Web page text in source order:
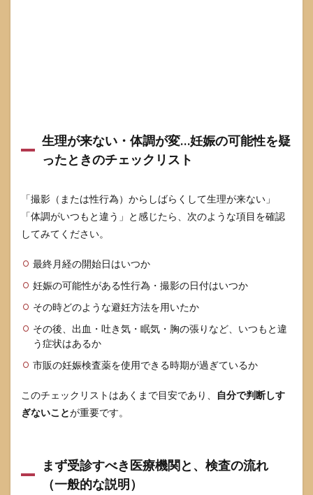
事者
の場
合：
きる
具体
的ス
テッ
「妊
娠し
たか
も」
と思
瞬間
週間
の行
動ス
6.2
的・
生理が来ない・体調が変…妊娠の可能性を疑
ったときのチェックリスト
「撮影（または性行為）からしばらくして生理が来ない」
「体調がいつもと違う」と感じたら、次のような項目を確認
してみてください。
最終月経の開始日はいつか
妊娠の可能性がある性行為・撮影の日付はいつか
その時どのような避妊方法を用いたか
その後、出血・吐き気・眠気・胸の張りなど、いつもと違
う症状はあるか
市販の妊娠検査薬を使用できる時期が過ぎているか
このチェックリストはあくまで目安であり、
自分で判断しす
ぎないことが重要です。
まず受診すべき医療機関と、検査の流れ
（一般的な説明）